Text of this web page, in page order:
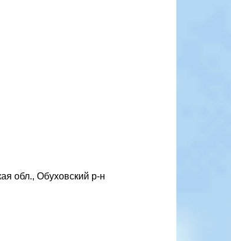
обл., Обуховский р-н